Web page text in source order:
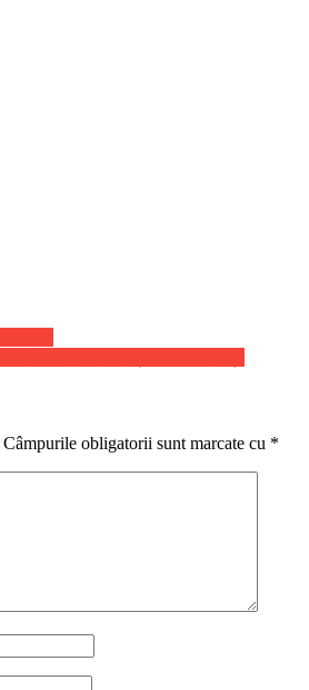
Câmpurile obligatorii sunt marcate cu *